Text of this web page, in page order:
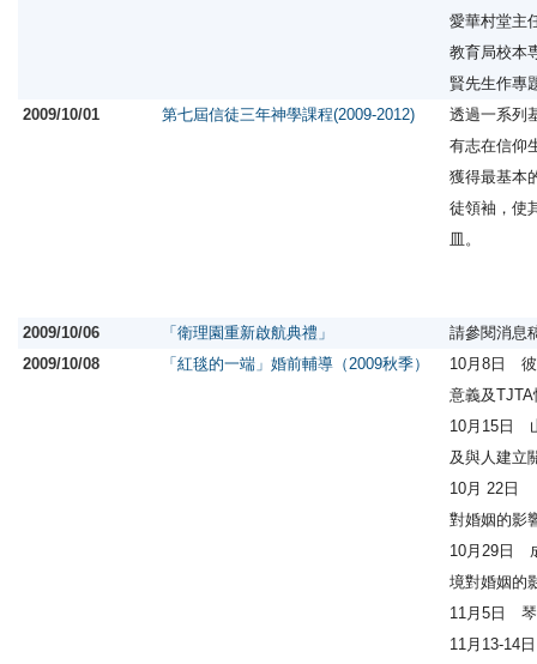
愛華村堂主
教育局校本
賢先生作專
2009/10/01
第七屆信徒三年神學課程(2009-2012)
透過一系列
有志在信仰
獲得最基本
徒領袖，使
皿。
2009/10/06 「衛理園重新啟航典禮」
請參閱消
2009/10/08
「紅毯的一端」婚前輔導（2009秋季）
10月8日 彼
意義及
10月15日
及與人建立
10月 22日
對婚姻的影
10月29日
境對婚姻的
11月5日 琴
11月13-14